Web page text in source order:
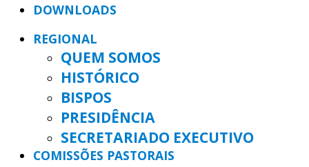
DOWNLOADS
REGIONAL
QUEM SOMOS
HISTÓRICO
BISPOS
PRESIDÊNCIA
SECRETARIADO EXECUTIVO
COMISSÕES PASTORAIS